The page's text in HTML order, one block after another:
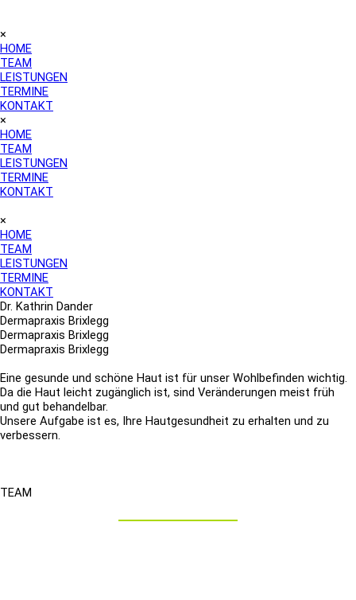
×
HOME
TEAM
LEISTUNGEN
TERMINE
KONTAKT
×
HOME
TEAM
LEISTUNGEN
TERMINE
KONTAKT
×
HOME
TEAM
LEISTUNGEN
TERMINE
KONTAKT
Dr. Kathrin Dander
Dermapraxis Brixlegg
Dermapraxis Brixlegg
Dermapraxis Brixlegg
Eine gesunde und schöne Haut ist für unser Wohlbefinden wichtig.
Da die Haut leicht zugänglich ist, sind Veränderungen meist früh
und gut behandelbar.
Unsere Aufgabe ist es, Ihre Hautgesundheit zu erhalten und zu
verbessern.
TEAM